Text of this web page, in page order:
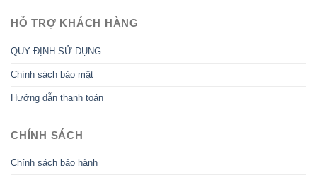
HỖ TRỢ KHÁCH HÀNG
QUY ĐỊNH SỬ DỤNG
Chính sách bảo mật
Hướng dẫn thanh toán
CHÍNH SÁCH
Chính sách bảo hành